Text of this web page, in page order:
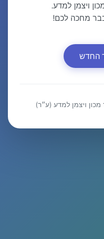
ויצמן למדע.
מחכה לכם!
החדש
מכון ויצמן למדע (ע״ר)